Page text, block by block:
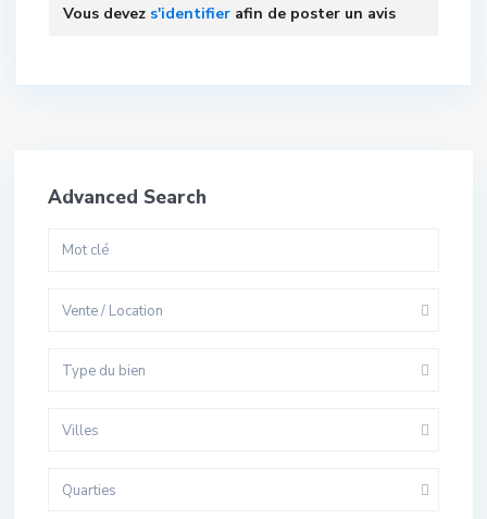
Vous devez s'identifier afin de poster un avis
Advanced Search
Vente / Location
Type du bien
Villes
Quarties